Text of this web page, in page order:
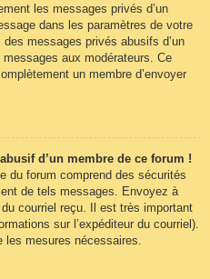
les messages privés d’un
dans les paramètres de votre
messages privés abusifs d’un
aux modérateurs. Ce
un membre d’envoyer
d’un membre de ce forum !
du forum comprend des sécurités
de tels messages. Envoyez à
courriel reçu. Il est très important
sur l’expéditeur du courriel).
les mesures nécessaires.